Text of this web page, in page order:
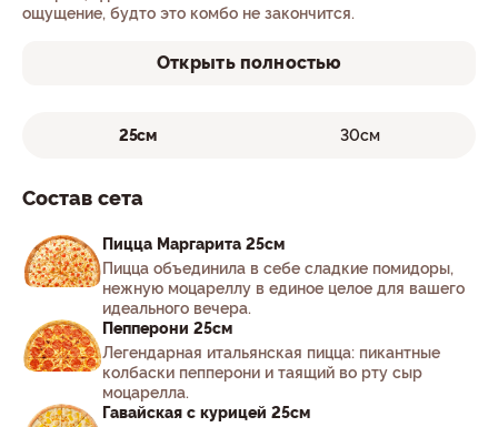
ощущение, будто это комбо не закончится.
Открыть полностью
25см 30см
Состав сета
Пицца Маргарита 25см
Пицца объединила в себе сладкие помидоры,
нежную моцареллу в единое целое для вашего
идеального вечера.
Пепперони 25см
Легендарная итальянская пицца: пикантные
колбаски пепперони и таящий во рту сыр
моцарелла.
Гавайская с курицей 25см